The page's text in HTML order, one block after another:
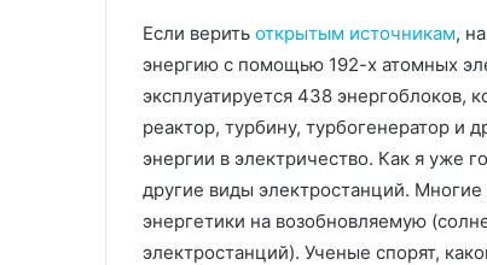
Если верить открытым источникам,
энергию с помощью 192-х атомных
эксплуатируется 438 энергоблоков,
реактор, турбину, турбогенератор и
энергии в электричество. Как я уже
другие виды электростанций.
энергетики на возобновляемую
электростанций). Ученые спорят,